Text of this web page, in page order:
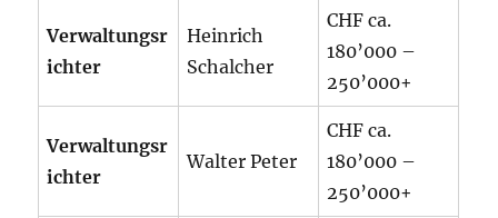
Verwaltungsr
ichter
Heinrich
Schalcher
CHF ca.
180’000 –
250’000+
Verwaltungsr
ichter
Walter Peter
CHF ca.
180’000 –
250’000+